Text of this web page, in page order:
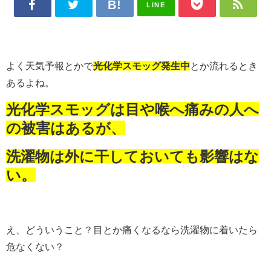
LINE
よく天気予報とかで光化学スモッグ発生中 とか流れるとき
あるよね。
光化学スモッグは目や喉へ痛みの人へ
の被害はあるが、
洗濯物は外に干しておいても影響はな
い。
え、どういうこと？目とか痛くなるなら洗濯物に着いたら
危なくない？